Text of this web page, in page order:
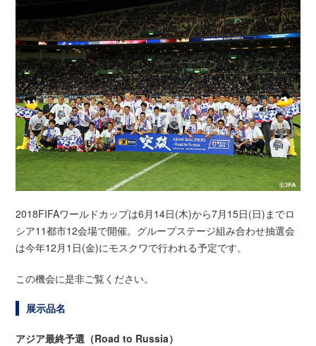
2018FIFAワールドカップは6月14日(木)から7月15日(日)までロ
シア11都市12会場で開催。グループステージ組み合わせ抽選会
は今年12月1日(金)にモスクワで行われる予定です。
この機会に是非ご覧ください。
展示品名
アジア最終予選（Road to Russia）